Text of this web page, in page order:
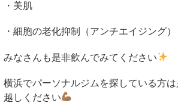
・美肌
・細胞の老化抑制（アンチエイジング）
みなさんも是非飲んでみてください
横浜でパーソナルジムを探している方
越しください